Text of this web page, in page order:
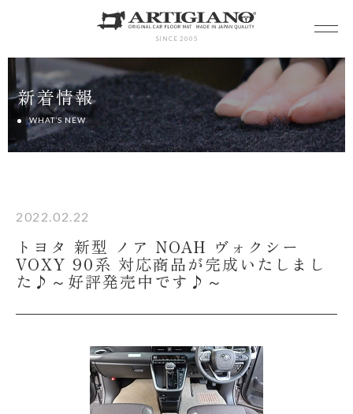
SINCE 2005
新着情報
WHAT’S NEW
2022.02.22
トヨタ 新型 ノア NOAH ヴォクシー
VOXY 90系 対応商品が完成いたしまし
た♪～好評発売中です♪～